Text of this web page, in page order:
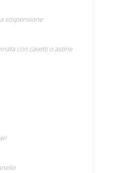
sospensione
con cavetti o astine